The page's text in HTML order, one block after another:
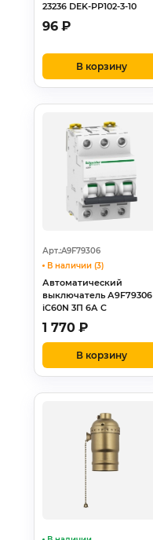
23236 DEK-РР102-3-10
96 ₽
В корзину
Арт.:A9F79306
В наличии (3)
Автоматический
выключатель А9F79306
iC60N 3П 6А С
1 770 ₽
В корзину